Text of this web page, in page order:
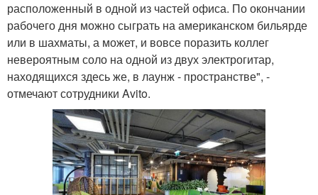
расположенный в одной из частей офиса. По окончании
рабочего дня можно сыграть на американском бильярде
или в шахматы, а может, и вовсе поразить коллег
невероятным соло на одной из двух электрогитар,
находящихся здесь же, в лаунж - пространстве", -
отмечают сотрудники Avito.